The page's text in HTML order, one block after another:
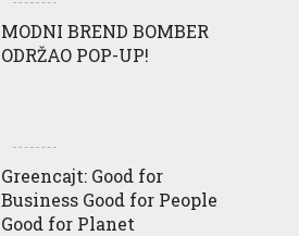
MODNI BREND BOMBER
ODRŽAO POP-UP!
Greencajt: Good for
Business Good for People
Good for Planet